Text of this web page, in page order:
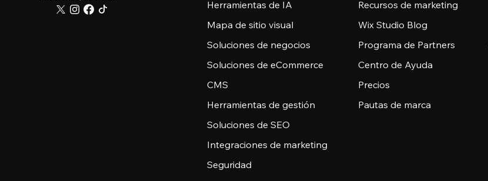
Herramientas de IA
Mapa de sitio visual
Soluciones de negocios
Soluciones de eCommerce
CMS
Herramientas de gestión
Soluciones de SEO
Integraciones de marketing
Seguridad
Recursos de marketing
Wix Studio Blog
Programa de Partners
Centro de Ayuda
Precios
Pautas de marca